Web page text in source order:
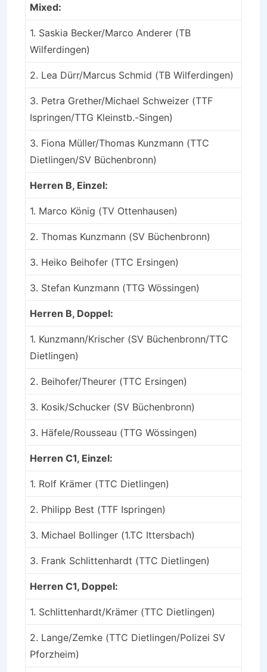
Mixed:
1. Saskia Becker/Marco Anderer (TB
Wilferdingen)
2. Lea Dürr/Marcus Schmid (TB Wilferdingen)
3. Petra Grether/Michael Schweizer (TTF
Ispringen/TTG Kleinstb.-Singen)
3. Fiona Müller/Thomas Kunzmann (TTC
Dietlingen/SV Büchenbronn)
Herren B, Einzel:
1. Marco König (TV Ottenhausen)
2. Thomas Kunzmann (SV Büchenbronn)
3. Heiko Beihofer (TTC Ersingen)
3. Stefan Kunzmann (TTG Wössingen)
Herren B, Doppel:
1. Kunzmann/Krischer (SV Büchenbronn/TTC
Dietlingen)
2. Beihofer/Theurer (TTC Ersingen)
3. Kosik/Schucker (SV Büchenbronn)
3. Häfele/Rousseau (TTG Wössingen)
Herren C1, Einzel:
1. Rolf Krämer (TTC Dietlingen)
2. Philipp Best (TTF Ispringen)
3. Michael Bollinger (1.TC Ittersbach)
3. Frank Schlittenhardt (TTC Dietlingen)
Herren C1, Doppel:
1. Schlittenhardt/Krämer (TTC Dietlingen)
2. Lange/Zemke (TTC Dietlingen/Polizei SV
Pforzheim)